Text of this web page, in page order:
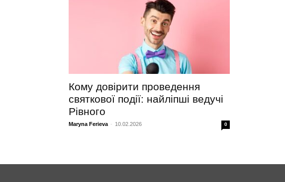
Кому довірити проведення
святкової події: найліпші ведучі
Рівного
Maryna Ferieva - 10.02.2026 0